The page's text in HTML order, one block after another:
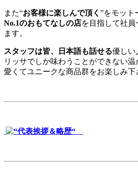
また“お客様に楽しんで頂く ”をモット
No.1のおもてなしの店を目指して社
ます。
スタッフは皆、日本語も話せる優しい
リッサでしか味わうことができない
愛くてユニークな商品群をお楽しみ下